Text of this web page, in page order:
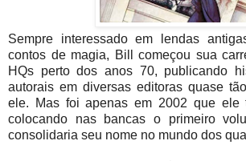
Sempre interessado em lendas
contos de magia, Bill começou sua
HQs perto dos anos 70, publicando
autorais em diversas editoras quase
ele. Mas foi apenas em 2002 que ele
colocando nas bancas o primeiro
consolidaria seu nome no mundo dos